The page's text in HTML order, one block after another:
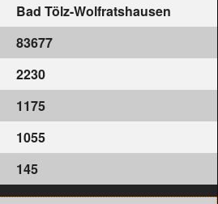
Bad Tölz-Wolfratshausen
83677
2230
1175
1055
145